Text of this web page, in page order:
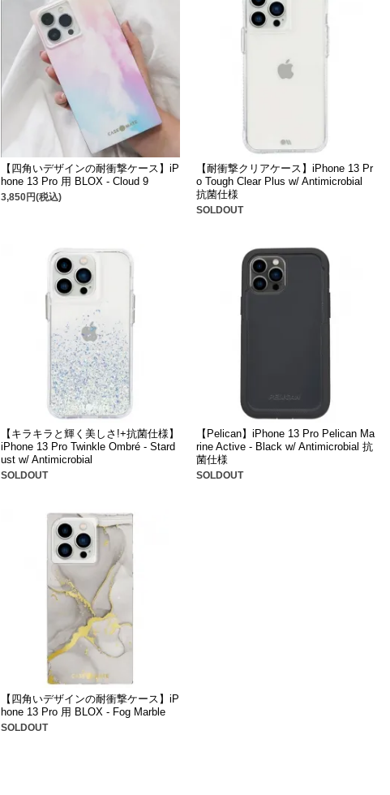
【四角いデザインの耐衝撃ケース】iP
hone 13 Pro 用 BLOX - Cloud 9
3,850円(税込)
【耐衝撃クリアケース】iPhone 13 Pr
o Tough Clear Plus w/ Antimicrobial
抗菌仕様
SOLDOUT
【キラキラと輝く美しさ!+抗菌仕様】
iPhone 13 Pro Twinkle Ombré - Stard
ust w/ Antimicrobial
SOLDOUT
【Pelican】iPhone 13 Pro Pelican Ma
rine Active - Black w/ Antimicrobial 抗
菌仕様
SOLDOUT
【四角いデザインの耐衝撃ケース】iP
hone 13 Pro 用 BLOX - Fog Marble
SOLDOUT